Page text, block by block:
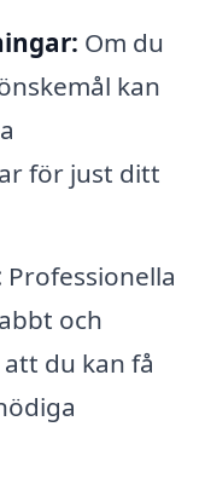
Om du
kan
för just ditt
Professionella
och
du kan få